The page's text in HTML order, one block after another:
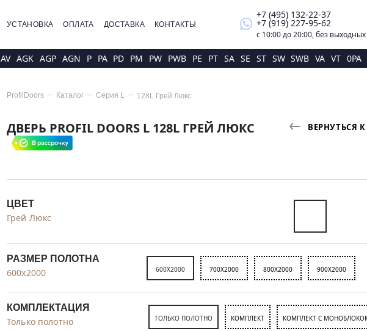
УСТАНОВКА ОПЛАТА ДОСТАВКА КОНТАКТЫ whatsapp
+7 (495) 132-22-37
+7 (919) 227-95-62
с 10:00 до 20:00, без выходных
AV AGK AGP AGN P PA PD PM PW PWB PE PT SA SE ST SW SWB VA VT 0PA
ProfilDoors Каталог Серия L 128L Грей Люкс
ДВЕРЬ PROFIL DOORS L 128L ГРЕЙ ЛЮКС ВЕРНУТЬСЯ
ЦВЕТ
Грей Люкс
РАЗМЕР ПОЛОТНА
600x2000 600X2000 700X2000 800X2000 900X2000
КОМПЛЕКТАЦИЯ
Только полотно ТОЛЬКО ПОЛОТНО КОМПЛЕКТ КОМПЛЕКТ С МОНОБЛОКОМ